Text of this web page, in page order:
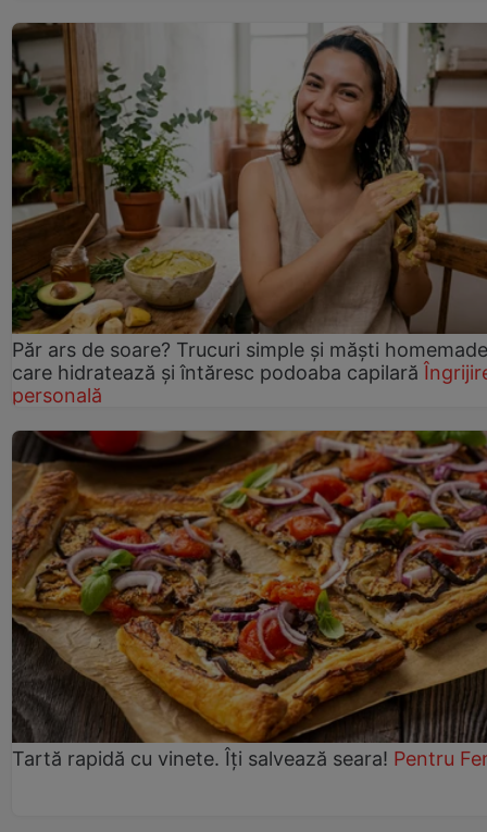
Păr ars de soare? Trucuri simple și măști homemade
care hidratează și întăresc podoaba capilară
personală
Tartă rapidă cu vinete. Îți salvează seara! Pentru